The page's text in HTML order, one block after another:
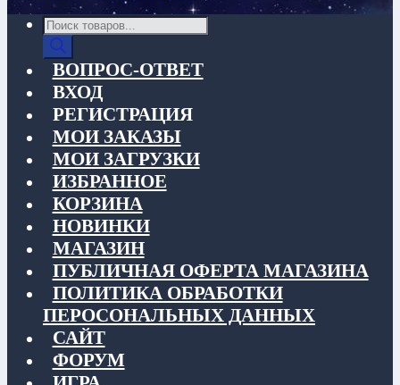
Поиск
товаров
ВОПРОС-ОТВЕТ
ВХОД
РЕГИСТРАЦИЯ
МОИ ЗАКАЗЫ
МОИ ЗАГРУЗКИ
ИЗБРАННОЕ
КОРЗИНА
НОВИНКИ
МАГАЗИН
ПУБЛИЧНАЯ ОФЕРТА МАГАЗИНА
ПОЛИТИКА ОБРАБОТКИ
ПЕРОСОНАЛЬНЫХ ДАННЫХ
САЙТ
ФОРУМ